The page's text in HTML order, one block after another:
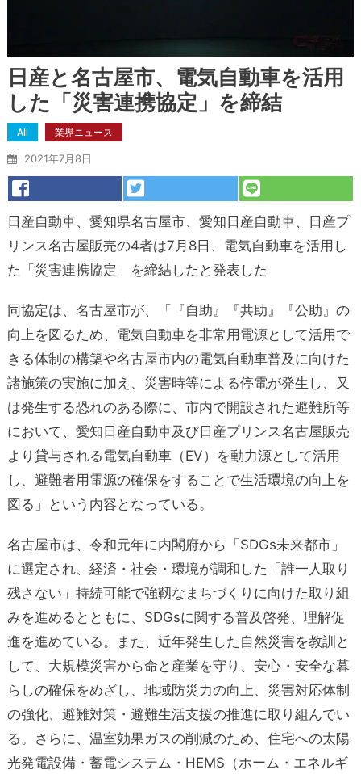
日産と名古屋市、電気自動車を活用
した「災害連携協定」を締結
All 業界ニュース
2021年7月8日
日産自動車、愛知県名古屋市、愛知日産自動車、日産プ
リンス名古屋販売の4者は7月8日、電気自動車を活用し
た「災害連携協定」を締結したと発表した
同協定は、名古屋市が、「『自助』『共助』『公助』の
向上を図るため、電気自動車を非常用電源として活用で
きる体制の構築や名古屋市内の電気自動車普及に向けた
諸施策の実施に加え、災害時等による停電が発生し、又
は発生する恐れのある際に、市内で開設された避難所等
において、愛知日産自動車及び日産プリンス名古屋販売
より貸与される電気自動車（EV）を動力源として活用
し、避難者用電源の確保をすることで生活環境の向上を
図る」という内容となっている。
名古屋市は、令和元年に内閣府から「SDGs未来都市」
に選定され、経済・社会・環境が調和した「誰一人取り
残さない」持続可能で強靱なまちづくりに向けた取り組
みを進めるとともに、SDGsに関する普及啓発、理解促
進を進めている。また、近年発生した自然災害を教訓と
して、大規模災害から命と産業を守り、安心・安全な暮
らしの確保をめざし、地域防災力の向上、災害対応体制
の強化、避難対策・避難生活支援の推進に取り組んでい
る。さらに、温室効果ガスの削減のため、住宅への太陽
光発電設備・蓄電システム・HEMS（ホーム・エネルギ